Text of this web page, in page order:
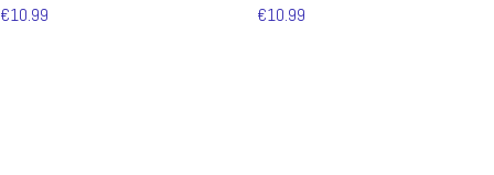
€10.99 €10.99